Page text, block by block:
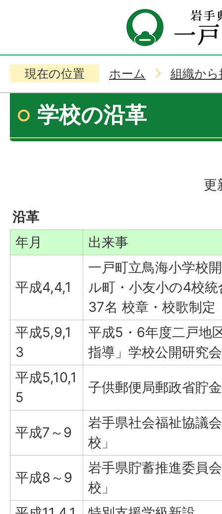
現在の位置 ホーム 組織か
学校の沿革
更
沿革
年月
出来事
平成4,4,1
一戸町立鳥海小学校
ル町・小友小の4校
37名 校章・校歌制定
平成5,9,1
3
平成5・6年度二戸地
指導」学校公開研究会
平成5,10,1
5
子供郵便局郵政省貯
平成7～9
岩手県社会福祉協議
校」
平成8～9
岩手県貯蓄推進委員
校」